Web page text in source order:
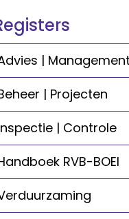
| Management
| Projecten
| Controle
RVB-BOEI